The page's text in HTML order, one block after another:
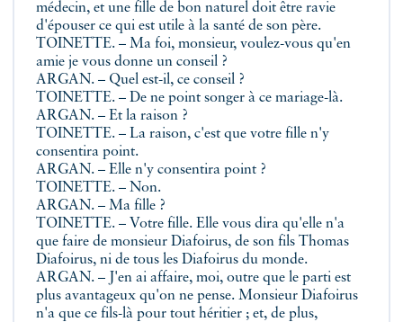
médecin, et une fille de bon naturel doit être ravie
d'épouser ce qui est utile à la santé de son père.
TOINETTE. – Ma foi, monsieur, voulez-vous qu'en
amie je vous donne un conseil ?
ARGAN. – Quel est-il, ce conseil ?
TOINETTE. – De ne point songer à ce mariage-là.
ARGAN. – Et la raison ?
TOINETTE. – La raison, c'est que votre fille n'y
consentira point.
ARGAN. – Elle n'y consentira point ?
TOINETTE. – Non.
ARGAN. – Ma fille ?
TOINETTE. – Votre fille. Elle vous dira qu'elle n'a
que faire de monsieur Diafoirus, de son fils Thomas
Diafoirus, ni de tous les Diafoirus du monde.
ARGAN. – J'en ai affaire, moi, outre que le parti est
plus avantageux qu'on ne pense. Monsieur Diafoirus
n'a que ce fils-là pour tout héritier ; et, de plus,